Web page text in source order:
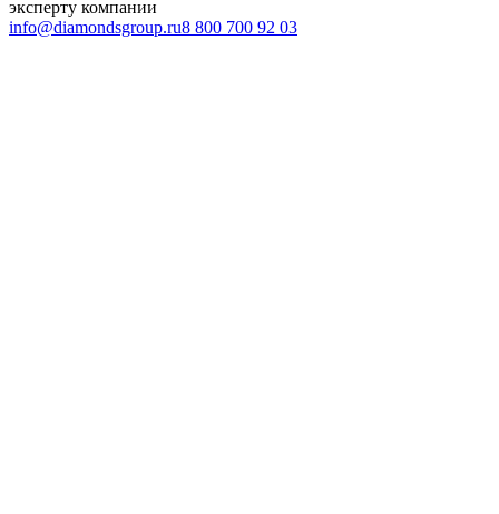
эксперту компании
info@diamondsgroup.ru8 800 700 92 03